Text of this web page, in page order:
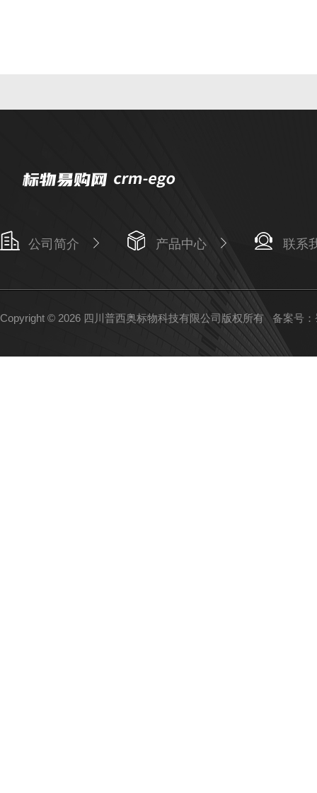
公司简介 产品中心 联系
Copyright © 2026 四川普西奥标物科技有限公司版权所有 备案号：